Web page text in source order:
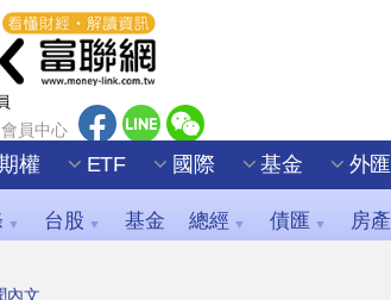
會員中心
權 ETF 國際 基金 外匯
▼ 台股 ▼ 基金 總經 ▼ 債匯 ▼ 房產
內文